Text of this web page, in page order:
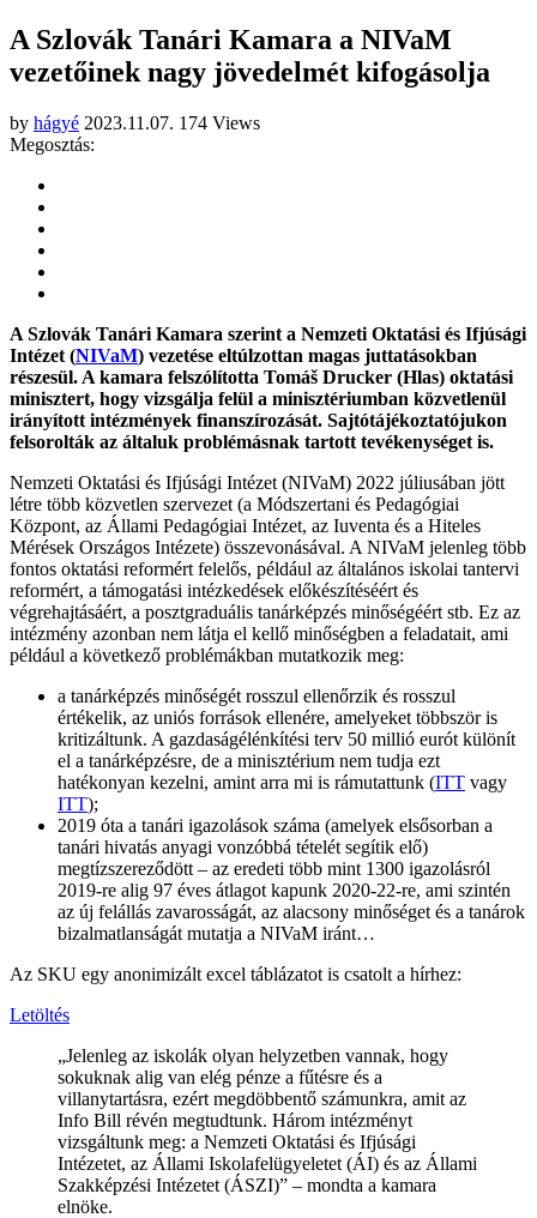
A Szlovák Tanári Kamara a NIVaM
vezetőinek nagy jövedelmét kifogásolja
by hágyé 2023.11.07. 174 Views
Megosztás:
A Szlovák Tanári Kamara szerint a Nemzeti Oktatási és Ifjúsági
Intézet (NIVaM) vezetése eltúlzottan magas juttatásokban
részesül. A kamara felszólította Tomáš Drucker (Hlas) oktatási
minisztert, hogy vizsgálja felül a minisztériumban közvetlenül
irányított intézmények finanszírozását. Sajtótájékoztatójukon
felsorolták az általuk problémásnak tartott tevékenységet is.
Nemzeti Oktatási és Ifjúsági Intézet (NIVaM) 2022 júliusában jött
létre több közvetlen szervezet (a Módszertani és Pedagógiai
Központ, az Állami Pedagógiai Intézet, az Iuventa és a Hiteles
Mérések Országos Intézete) összevonásával. A NIVaM jelenleg több
fontos oktatási reformért felelős, például az általános iskolai tantervi
reformért, a támogatási intézkedések előkészítéséért és
végrehajtásáért, a posztgraduális tanárképzés minőségéért stb. Ez az
intézmény azonban nem látja el kellő minőségben a feladatait, ami
például a következő problémákban mutatkozik meg:
a tanárképzés minőségét rosszul ellenőrzik és rosszul
értékelik, az uniós források ellenére, amelyeket többször is
kritizáltunk. A gazdaságélénkítési terv 50 millió eurót különít
el a tanárképzésre, de a minisztérium nem tudja ezt
hatékonyan kezelni, amint arra mi is rámutattunk (ITT vagy
ITT);
2019 óta a tanári igazolások száma (amelyek elsősorban a
tanári hivatás anyagi vonzóbbá tételét segítik elő)
megtízszereződött – az eredeti több mint 1300 igazolásról
2019-re alig 97 éves átlagot kapunk 2020-22-re, ami szintén
az új felállás zavarosságát, az alacsony minőséget és a tanárok
bizalmatlanságát mutatja a NIVaM iránt…
Az SKU egy anonimizált excel táblázatot is csatolt a hírhez:
Letöltés
„Jelenleg az iskolák olyan helyzetben vannak, hogy
sokuknak alig van elég pénze a fűtésre és a
villanytartásra, ezért megdöbbentő számunkra, amit az
Info Bill révén megtudtunk. Három intézményt
vizsgáltunk meg: a Nemzeti Oktatási és Ifjúsági
Intézetet, az Állami Iskolafelügyeletet (ÁI) és az Állami
Szakképzési Intézetet (ÁSZI)” – mondta a kamara
elnöke.